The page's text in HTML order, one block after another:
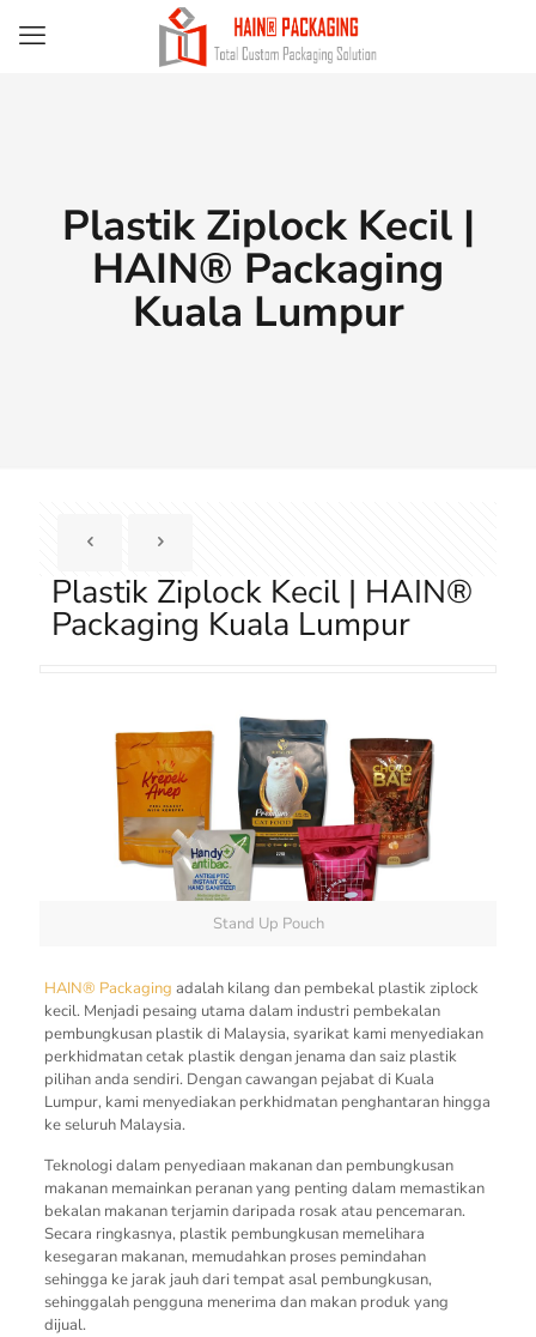
Plastik Ziplock Kecil |
HAIN® Packaging
Kuala Lumpur
Plastik Ziplock Kecil | HAIN®
Packaging Kuala Lumpur
Stand Up Pouch
HAIN® Packaging adalah kilang dan pembekal plastik ziplock
kecil. Menjadi pesaing utama dalam industri pembekalan
pembungkusan plastik di Malaysia, syarikat kami menyediakan
perkhidmatan cetak plastik dengan jenama dan saiz plastik
pilihan anda sendiri. Dengan cawangan pejabat di Kuala
Lumpur, kami menyediakan perkhidmatan penghantaran hingga
ke seluruh Malaysia.
Teknologi dalam penyediaan makanan dan pembungkusan
makanan memainkan peranan yang penting dalam memastikan
bekalan makanan terjamin daripada rosak atau pencemaran.
Secara ringkasnya, plastik pembungkusan memelihara
kesegaran makanan, memudahkan proses pemindahan
sehingga ke jarak jauh dari tempat asal pembungkusan,
sehinggalah pengguna menerima dan makan produk yang
dijual.